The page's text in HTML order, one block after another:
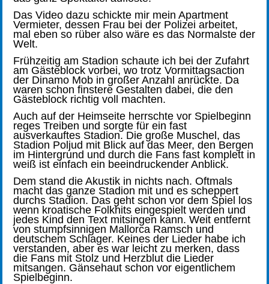
Das Video dazu schickte mir mein Apartment
Vermieter, dessen Frau bei der Polizei arbeitet,
mal eben so rüber also wäre es das Normalste der
Welt.
Frühzeitig am Stadion schaute ich bei der Zufahrt
am Gästeblock vorbei, wo trotz Vormittagsaction
der Dinamo Mob in großer Anzahl anrückte. Da
waren schon finstere Gestalten dabei, die den
Gästeblock richtig voll machten.
Auch auf der Heimseite herrschte vor Spielbeginn
reges Treiben und sorgte für ein fast
ausverkauftes Stadion. Die große Muschel, das
Stadion Poljud mit Blick auf das Meer, den Bergen
im Hintergrund und durch die Fans fast komplett in
weiß ist einfach ein beeindruckender Anblick.
Dem stand die Akustik in nichts nach. Oftmals
macht das ganze Stadion mit und es scheppert
durchs Stadion. Das geht schon vor dem Spiel los
wenn kroatische Folkhits eingespielt werden und
jedes Kind den Text mitsingen kann. Weit entfernt
von stumpfsinnigen Mallorca Ramsch und
deutschem Schlager. Keines der Lieder habe ich
verstanden, aber es war leicht zu merken, dass
die Fans mit Stolz und Herzblut die Lieder
mitsangen. Gänsehaut schon vor eigentlichem
Spielbeginn.